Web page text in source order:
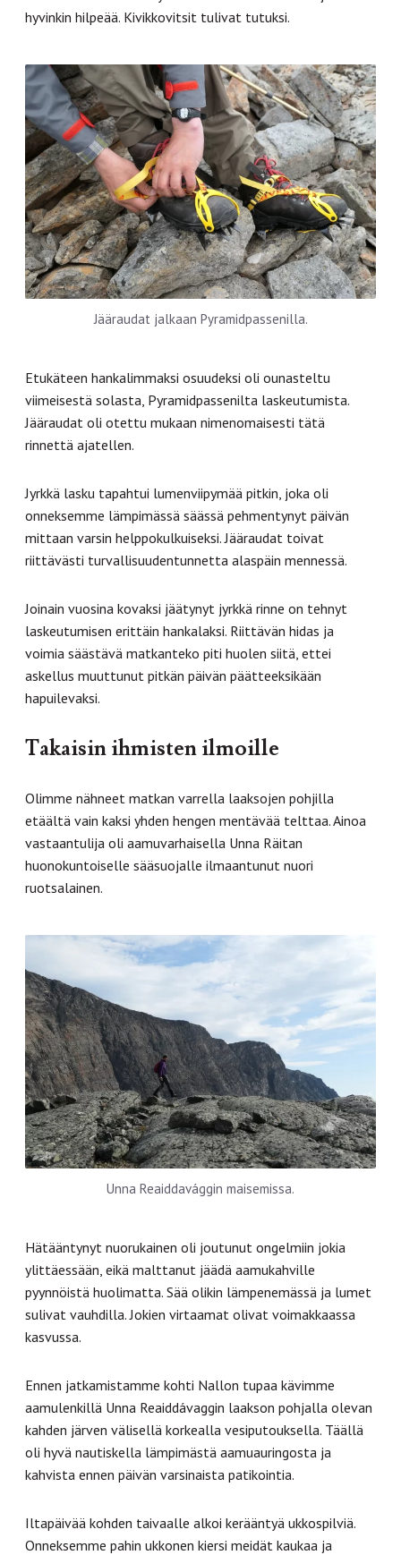
hyvinkin hilpeää. Kivikkovitsit tulivat tutuksi.
Jääraudat jalkaan Pyramidpassenilla.
Etukäteen hankalimmaksi osuudeksi oli ounasteltu
viimeisestä solasta, Pyramidpassenilta laskeutumista.
Jääraudat oli otettu mukaan nimenomaisesti tätä
rinnettä ajatellen.
Jyrkkä lasku tapahtui lumenviipymää pitkin, joka oli
onneksemme lämpimässä säässä pehmentynyt päivän
mittaan varsin helppokulkuiseksi. Jääraudat toivat
riittävästi turvallisuudentunnetta alaspäin mennessä.
Joinain vuosina kovaksi jäätynyt jyrkkä rinne on tehnyt
laskeutumisen erittäin hankalaksi. Riittävän hidas ja
voimia säästävä matkanteko piti huolen siitä, ettei
askellus muuttunut pitkän päivän päätteeksikään
hapuilevaksi.
Takaisin ihmisten ilmoille
Olimme nähneet matkan varrella laaksojen pohjilla
etäältä vain kaksi yhden hengen mentävää telttaa. Ainoa
vastaantulija oli aamuvarhaisella Unna Räitan
huonokuntoiselle sääsuojalle ilmaantunut nuori
ruotsalainen.
Unna Reaiddavággin maisemissa.
Hätääntynyt nuorukainen oli joutunut ongelmiin jokia
ylittäessään, eikä malttanut jäädä aamukahville
pyynnöistä huolimatta. Sää olikin lämpenemässä ja lumet
sulivat vauhdilla. Jokien virtaamat olivat voimakkaassa
kasvussa.
Ennen jatkamistamme kohti Nallon tupaa kävimme
aamulenkillä Unna Reaiddávaggin laakson pohjalla olevan
kahden järven välisellä korkealla vesiputouksella. Täällä
oli hyvä nautiskella lämpimästä aamuauringosta ja
kahvista ennen päivän varsinaista patikointia.
Iltapäivää kohden taivaalle alkoi kerääntyä ukkospilviä.
Onneksemme pahin ukkonen kiersi meidät kaukaa ja